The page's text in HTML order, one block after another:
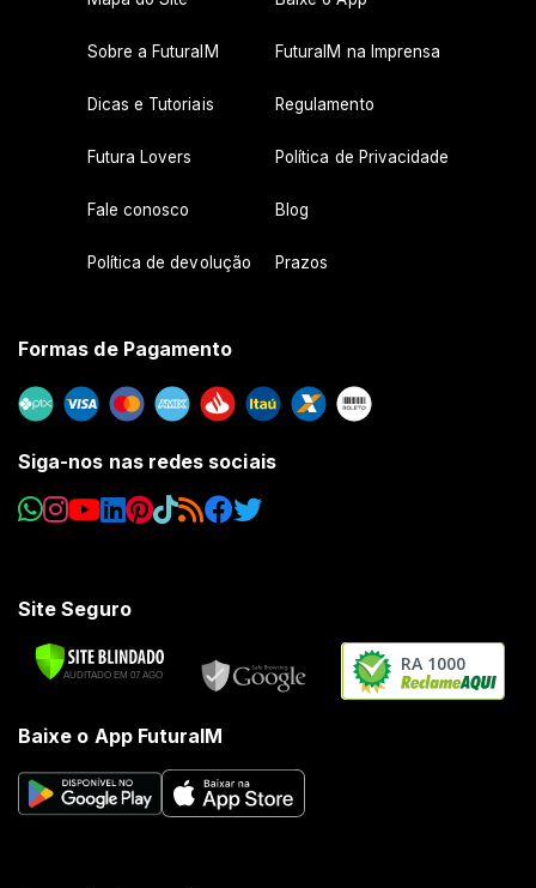
Sobre a FuturaIM FuturaIM na Imprensa
Dicas e Tutoriais Regulamento
Futura Lovers Política de Privacidade
Fale conosco Blog
Política de devolução Prazos
Formas de Pagamento
Siga-nos nas redes sociais
Site Seguro
RA 1000
Baixe o App FuturaIM